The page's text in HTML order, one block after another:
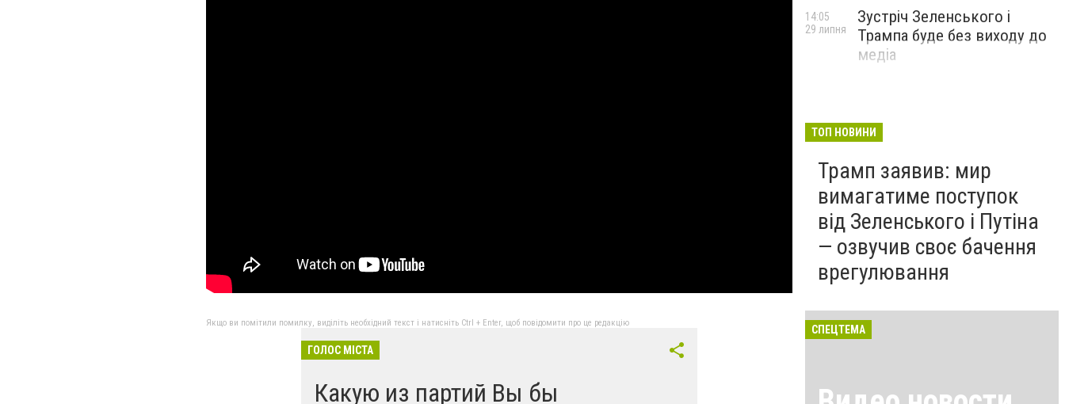
Якщо ви помітили помилку, виділіть необхідний текст і натисніть Ctrl + Enter, щоб повідомити про це редакцію
ГОЛОС МІСТА
Какую из партий Вы бы
Зустріч Зеленського і
Трампа буде без виходу до
медіа
14:05
29 липня
ТОП НОВИНИ
Трамп заявив: мир
вимагатиме поступок
від Зеленського і Путіна
— озвучив своє бачення
врегулювання
СПЕЦТЕМА